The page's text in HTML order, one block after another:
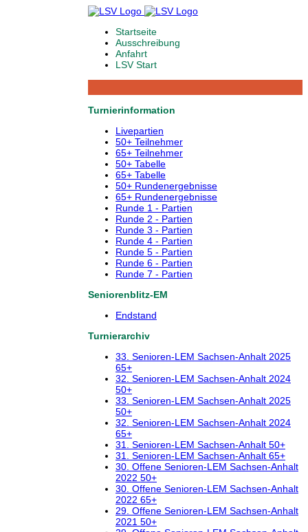
Startseite
Ausschreibung
Anfahrt
LSV Start
Turnierinformation
Livepartien
50+ Teilnehmer
65+ Teilnehmer
50+ Tabelle
65+ Tabelle
50+ Rundenergebnisse
65+ Rundenergebnisse
Runde 1 - Partien
Runde 2 - Partien
Runde 3 - Partien
Runde 4 - Partien
Runde 5 - Partien
Runde 6 - Partien
Runde 7 - Partien
Seniorenblitz-EM
Endstand
Turnierarchiv
33. Senioren-LEM Sachsen-Anhalt 2025
65+
32. Senioren-LEM Sachsen-Anhalt 2024
50+
33. Senioren-LEM Sachsen-Anhalt 2025
50+
32. Senioren-LEM Sachsen-Anhalt 2024
65+
31. Senioren-LEM Sachsen-Anhalt 50+
31. Senioren-LEM Sachsen-Anhalt 65+
30. Offene Senioren-LEM Sachsen-Anhalt
2022 50+
30. Offene Senioren-LEM Sachsen-Anhalt
2022 65+
29. Offene Senioren-LEM Sachsen-Anhalt
2021 50+